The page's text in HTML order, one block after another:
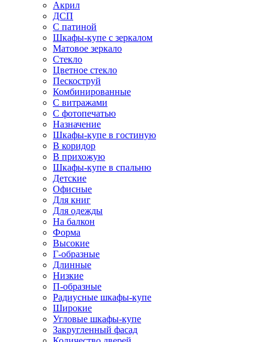
Акрил
ДСП
С патиной
Шкафы-купе с зеркалом
Матовое зеркало
Стекло
Цветное стекло
Пескоструй
Комбинированные
С витражами
С фотопечатью
Назначение
Шкафы-купе в гостиную
В коридор
В прихожую
Шкафы-купе в спальню
Детские
Офисные
Для книг
Для одежды
На балкон
Форма
Высокие
Г-образные
Длинные
Низкие
П-образные
Радиусные шкафы-купе
Широкие
Угловые шкафы-купе
Закругленный фасад